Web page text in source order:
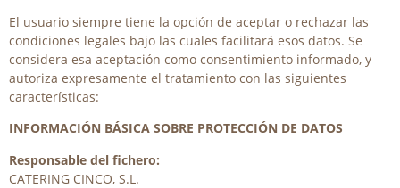
El usuario siempre tiene la opción de aceptar o rechazar las
condiciones legales bajo las cuales facilitará esos datos. Se
considera esa aceptación como consentimiento informado, y
autoriza expresamente el tratamiento con las siguientes
características:
INFORMACIÓN BÁSICA SOBRE PROTECCIÓN DE DATOS
Responsable del fichero:
CATERING CINCO, S.L.